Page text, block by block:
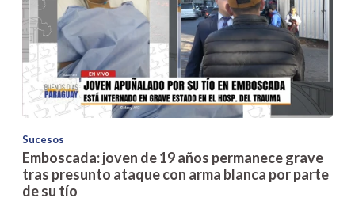
Sucesos
Emboscada: joven de 19 años permanece grave
tras presunto ataque con arma blanca por parte
de su tío